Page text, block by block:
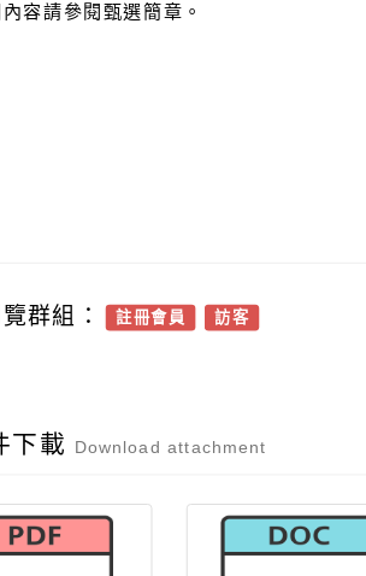
容請參閱甄選簡章。
群組： 註冊會員 訪客
下載 Download attachment